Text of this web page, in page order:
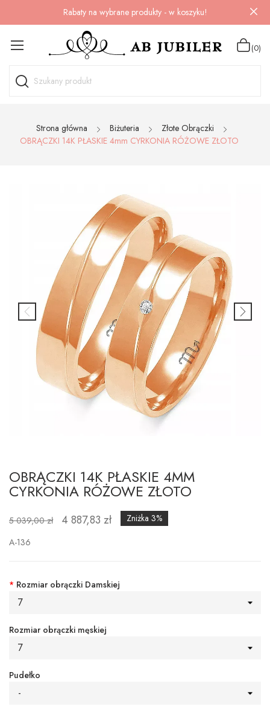
Rabaty na wybrane produkty - w koszyku!
(0)
Strona główna Biżuteria
Złote Obrączki
OBRĄCZKI 14K PŁASKIE 4mm CYRKONIA RÓŻOWE ZŁOTO
OBRĄCZKI 14K PŁASKIE 4MM
CYRKONIA RÓŻOWE ZŁOTO
5 039,00 zł 4 887,83 zł
Zniżka 3%
A-136
* Rozmiar obrączki Damskiej
7
Rozmiar obrączki męskiej
7
Pudełko
-